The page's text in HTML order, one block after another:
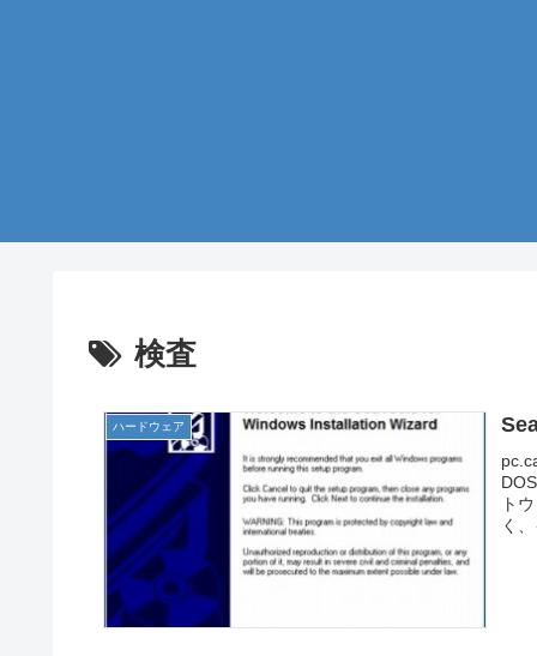
検査
ハードウェア
ト
く